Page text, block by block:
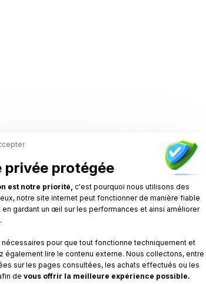
privée protégée
est notre priorité, c'est pourquoi nous utilisons des
notre site internet peut fonctionner de manière fiable
gardant un œil sur les performances et ainsi améliorer
pour que tout fonctionne techniquement et
également lire le contenu externe. Nous collectons, entre
sur les pages consultées, les achats effectués ou les
de vous offrir la meilleure expérience possible.